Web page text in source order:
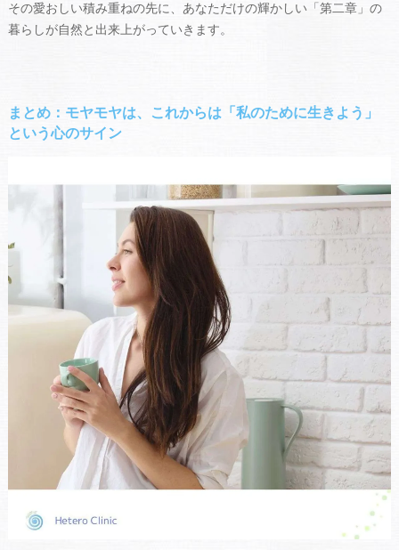
その愛おしい積み重ねの先に、あなただけの輝かしい「第二章」の
暮らしが自然と出来上がっていきます。
まとめ：モヤモヤは、これからは「私のために生きよう」
という心のサイン